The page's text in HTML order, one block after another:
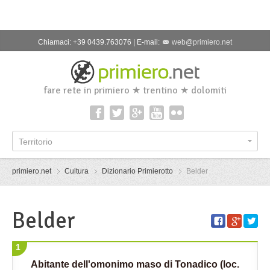
Chiamaci: +39 0439.763076 | E-mail: web@primiero.net
fare rete in primiero ★ trentino ★ dolomiti
Territorio
primiero.net Cultura Dizionario Primierotto Belder
Belder
1
Abitante dell'omonimo maso di Tonadico (loc.